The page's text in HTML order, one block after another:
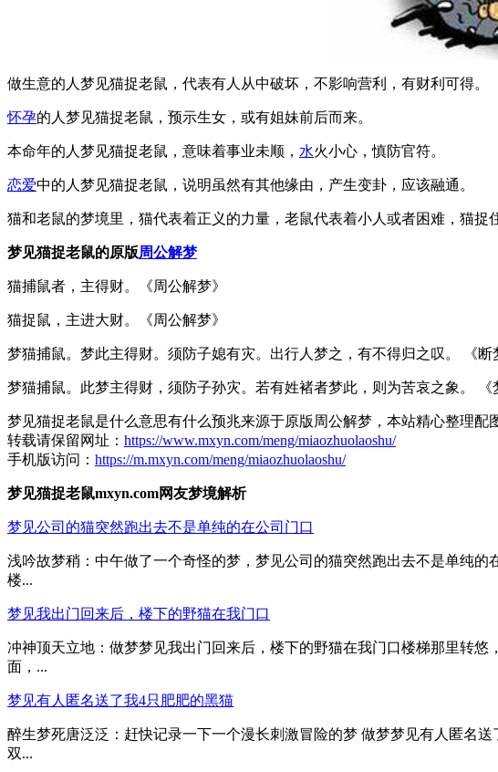
做生意的人梦见猫捉老鼠，代表有人从中破坏，不影响营利，有财利可得。
怀孕的人梦见猫捉老鼠，预示生女，或有姐妹前后而来。
本命年的人梦见猫捉老鼠，意味着事业未顺， 水火小心，慎防官符。
恋爱中的人梦见猫捉老鼠，说明虽然有其他缘由，产生变卦，应该融通。
猫和老鼠的梦境里，猫代表着正义的力量，老鼠代表着小人或者困难，猫
梦见猫捉老鼠的原版周公解梦
猫捕鼠者，主得财。《周公解梦》
猫捉鼠，主进大财。《周公解梦》
梦猫捕鼠。梦此主得财。须防子媳有灾。出行人梦之，有不得归之叹。 《断
梦猫捕鼠。此梦主得财，须防子孙灾。若有姓褚者梦此，则为苦哀之象。 《
梦见猫捉老鼠是什么意思有什么预兆来源于原版周公解梦，本站精心整理配
转载请保留网址： https://www.mxyn.com/meng/miaozhuolaoshu/
手机版访问： https://m.mxyn.com/meng/miaozhuolaoshu/
梦见猫捉老鼠mxyn.com网友梦境解析
梦见公司的猫突然跑出去不是单纯的在公司门口
浅吟故梦稍：中午做了一个奇怪的梦，梦见公司的猫突然跑出去不是单纯
楼...
梦见我出门回来后，楼下的野猫在我门口
冲神顶天立地：做梦梦见我出门回来后，楼下的野猫在我门口楼梯那里转
面，...
梦见有人匿名送了我4只肥肥的黑猫
醉生梦死唐泛泛：赶快记录一下一个漫长刺激冒险的梦 做梦梦见有人匿名
双...